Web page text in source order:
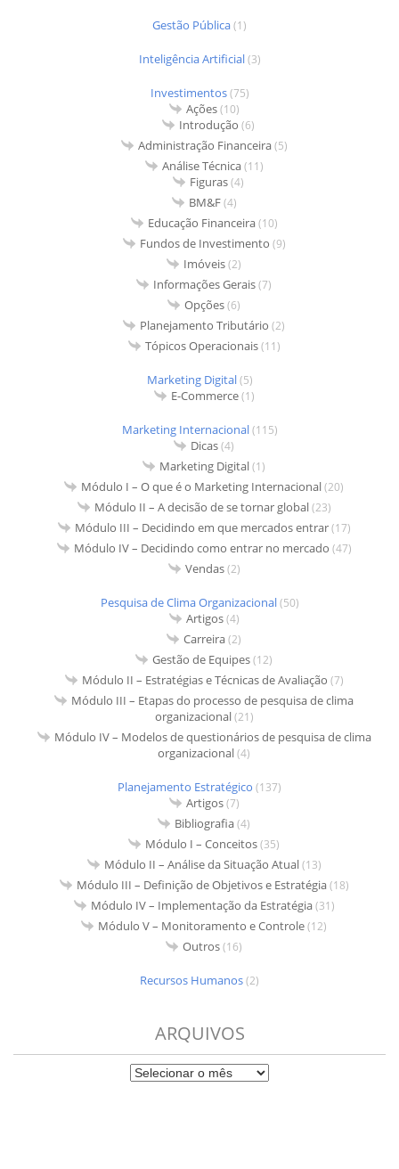
Gestão Pública(1)
Inteligência Artificial(3)
Investimentos(75)
Ações(10)
Introdução (6)
Administração Financeira(5)
Análise Técnica(11)
Figuras(4)
BM&F(4)
Educação Financeira(10)
Fundos de Investimento (9)
Imóveis(2)
Informações Gerais(7)
Opções(6)
Planejamento Tributário (2)
Tópicos Operacionais(11)
Marketing Digital(5)
E-Commerce(1)
Marketing Internacional(115)
Dicas(4)
Marketing Digital(1)
Módulo I – O que é o Marketing Internacional(20)
Módulo II – A decisão de se tornar global(23)
Módulo III – Decidindo em que mercados entrar(17)
Módulo IV – Decidindo como entrar no mercado (47)
Vendas(2)
Pesquisa de Clima Organizacional(50)
Artigos(4)
Carreira(2)
Gestão de Equipes(12)
Módulo II – Estratégias e Técnicas de Avaliação (7)
Módulo III – Etapas do processo de pesquisa de clima
organizacional(21)
Módulo IV – Modelos de questionários de pesquisa de clima
organizacional(4)
Planejamento Estratégico (137)
Artigos(7)
Bibliografia(4)
Módulo I – Conceitos(35)
Módulo II – Análise da Situação Atual(13)
Módulo III – Definição de Objetivos e Estratégia(18)
Módulo IV – Implementação da Estratégia(31)
Módulo V – Monitoramento e Controle(12)
Outros(16)
Recursos Humanos(2)
ARQUIVOS